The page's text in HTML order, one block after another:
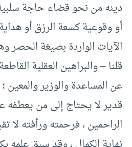
دينه من نحو قضاء حاجة
أو وقوعية كسعة الرزق أو
الآيات الواردة بصيغة الحصر
قلنا – والبراهين العقلية
عن المساعدة والوزير
قدير لا يحتاج إلى من يعطفه
الراحمين ، فرحمته ورأفته لا